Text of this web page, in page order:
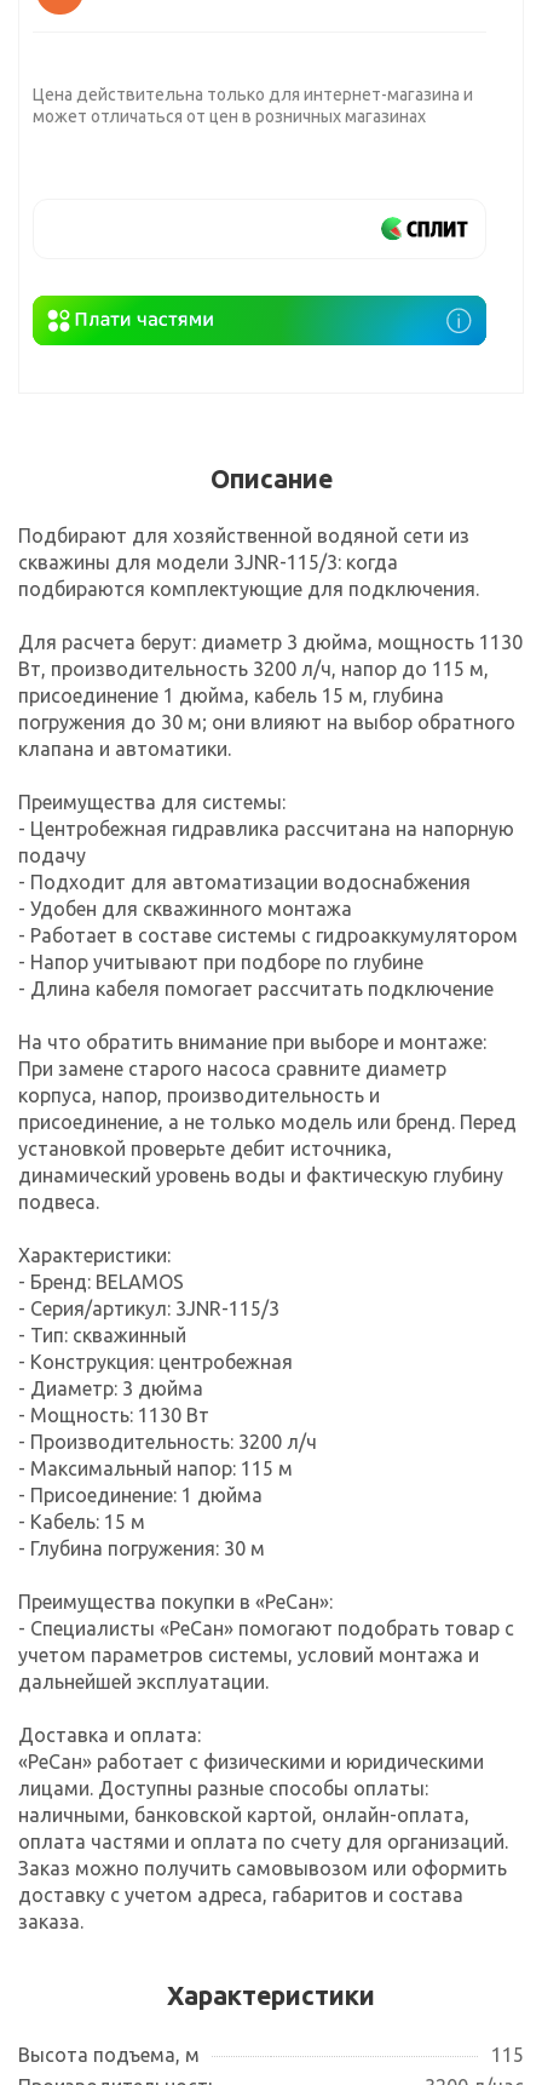
Цена действительна только для интернет-магазина и
может отличаться от цен в розничных магазинах
Описание
Подбирают для хозяйственной водяной сети из
скважины для модели 3JNR-115/3: когда
подбираются комплектующие для подключения.
Для расчета берут: диаметр 3 дюйма, мощность 1130
Вт, производительность 3200 л/ч, напор до 115 м,
присоединение 1 дюйма, кабель 15 м, глубина
погружения до 30 м; они влияют на выбор обратного
клапана и автоматики.
Преимущества для системы:
- Центробежная гидравлика рассчитана на напорную
подачу
- Подходит для автоматизации водоснабжения
- Удобен для скважинного монтажа
- Работает в составе системы с гидроаккумулятором
- Напор учитывают при подборе по глубине
- Длина кабеля помогает рассчитать подключение
На что обратить внимание при выборе и монтаже:
При замене старого насоса сравните диаметр
корпуса, напор, производительность и
присоединение, а не только модель или бренд. Перед
установкой проверьте дебит источника,
динамический уровень воды и фактическую глубину
подвеса.
Характеристики:
- Бренд: BELAMOS
- Серия/артикул: 3JNR-115/3
- Тип: скважинный
- Конструкция: центробежная
- Диаметр: 3 дюйма
- Мощность: 1130 Вт
- Производительность: 3200 л/ч
- Максимальный напор: 115 м
- Присоединение: 1 дюйма
- Кабель: 15 м
- Глубина погружения: 30 м
Преимущества покупки в «РеСан»:
- Специалисты «РеСан» помогают подобрать товар с
учетом параметров системы, условий монтажа и
дальнейшей эксплуатации.
Доставка и оплата:
«РеСан» работает с физическими и юридическими
лицами. Доступны разные способы оплаты:
наличными, банковской картой, онлайн-оплата,
оплата частями и оплата по счету для организаций.
Заказ можно получить самовывозом или оформить
доставку с учетом адреса, габаритов и состава
заказа.
Характеристики
Высота подъема, м
115